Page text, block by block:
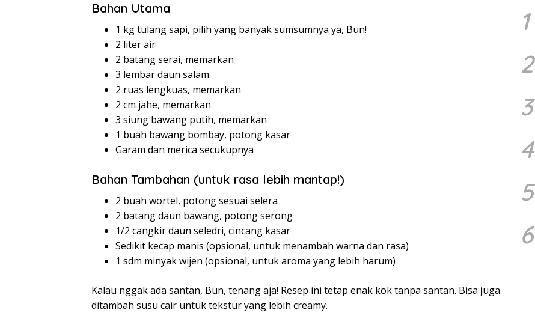
Bahan Utama
1 kg tulang sapi, pilih yang banyak sumsumnya ya, Bun!
2 liter air
2 batang serai, memarkan
3 lembar daun salam
2 ruas lengkuas, memarkan
2 cm jahe, memarkan
3 siung bawang putih, memarkan
1 buah bawang bombay, potong kasar
Garam dan merica secukupnya
Bahan Tambahan (untuk rasa lebih mantap!)
2 buah wortel, potong sesuai selera
2 batang daun bawang, potong serong
1/2 cangkir daun seledri, cincang kasar
Sedikit kecap manis (opsional, untuk menambah warna dan rasa)
1 sdm minyak wijen (opsional, untuk aroma yang lebih harum)
Kalau nggak ada santan, Bun, tenang aja! Resep ini tetap enak kok tanpa santan. Bisa juga
ditambah susu cair untuk tekstur yang lebih creamy.
1
2
3
4
5
6